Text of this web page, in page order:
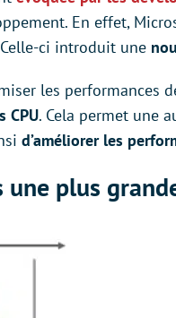
En effet,
ci introduit une
les performances
CPU. Cela permet une
d’améliorer les
une plus